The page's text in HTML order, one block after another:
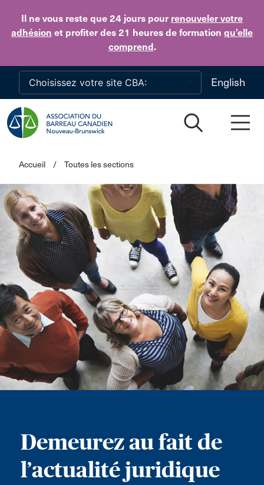
Il ne vous reste que 24 jours pour renouveler votre
adhésion et profiter des 21 heures de formation qu’elle
comprend.
Skip to main content
English
Accueil / Toutes les sections
Demeurez au fait de
l’actualité juridique